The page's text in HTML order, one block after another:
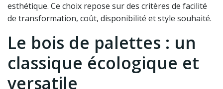
esthétique. Ce choix repose sur des critères de facilité
de transformation, coût, disponibilité et style souhaité.
Le bois de palettes : un
classique écologique et
versatile